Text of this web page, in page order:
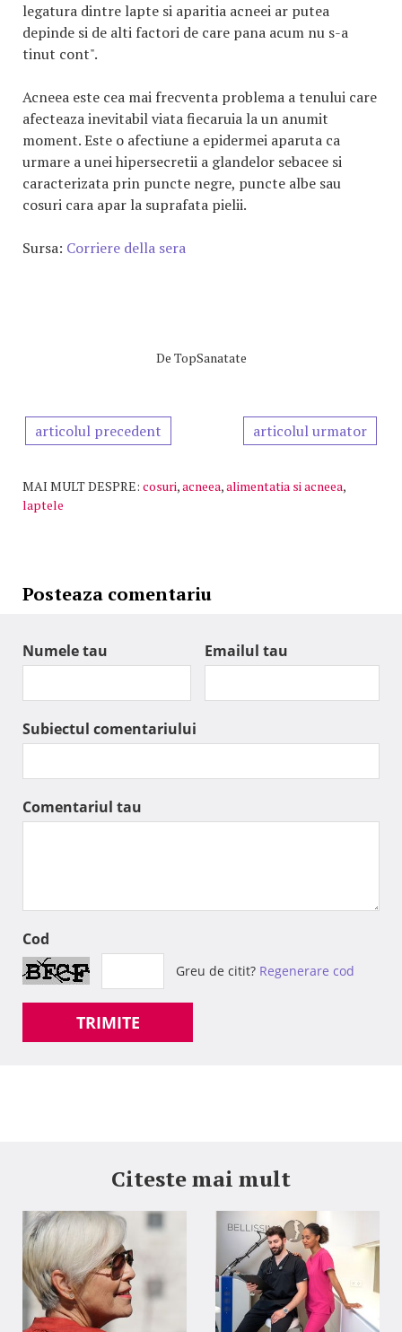
legatura dintre lapte si aparitia acneei ar putea
depinde si de alti factori de care pana acum nu s-a
tinut cont".
Acneea este cea mai frecventa problema a tenului care
afecteaza inevitabil viata fiecaruia la un anumit
moment. Este o afectiune a epidermei aparuta ca
urmare a unei hipersecretii a glandelor sebacee si
caracterizata prin puncte negre, puncte albe sau
cosuri cara apar la suprafata pielii.
Sursa: Corriere della sera
De TopSanatate
articolul precedent articolul urmator
MAI MULT DESPRE: cosuri,acneea,alimentatia si acneea,
laptele
Posteaza comentariu
Numele tau Emailul tau
Subiectul comentariului
Comentariul tau
Cod
Greu de citit? Regenerare cod
TRIMITE
Citeste mai mult